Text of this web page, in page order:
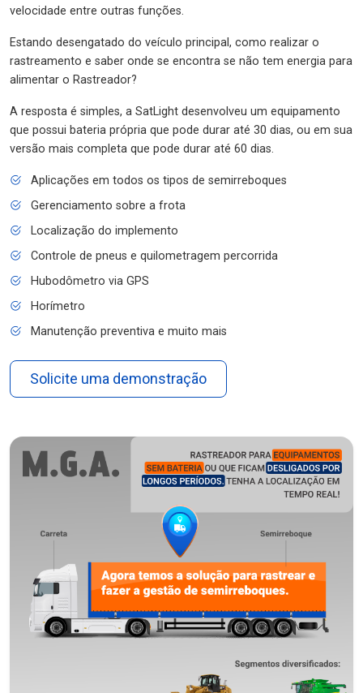
velocidade entre outras funções.
Estando desengatado do veículo principal, como realizar o
rastreamento e saber onde se encontra se não tem energia para
alimentar o Rastreador?
A resposta é simples, a SatLight desenvolveu um equipamento
que possui bateria própria que pode durar até 30 dias, ou em sua
versão mais completa que pode durar até 60 dias.
Aplicações em todos os tipos de semirreboques
Gerenciamento sobre a frota
Localização do implemento
Controle de pneus e quilometragem percorrida
Hubodômetro via GPS
Horímetro
Manutenção preventiva e muito mais
Solicite uma demonstração